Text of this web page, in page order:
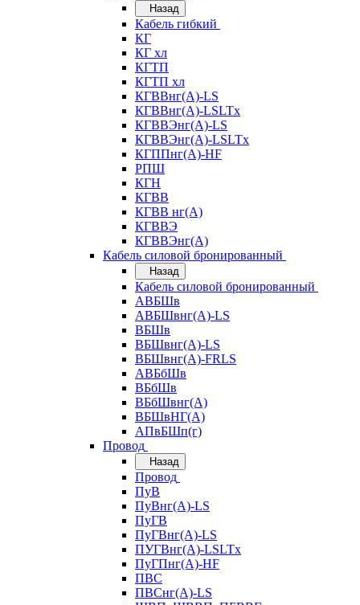
Назад
Кабель гибкий
КГ
КГ хл
КГТП
КГТП хл
КГВВнг(А)-LS
КГВВнг(А)-LSLTx
КГВВЭнг(А)-LS
КГВВЭнг(А)-LSLTx
КГППнг(А)-HF
РПШ
КГН
КГВВ
КГВВ нг(А)
КГВВЭ
КГВВЭнг(А)
Кабель силовой бронированный
Назад
Кабель силовой бронированный
АВБШв
АВБШвнг(А)-LS
ВБШв
ВБШвнг(А)-LS
ВБШвнг(А)-FRLS
АВБбШв
ВБбШв
ВБбШвнг(А)
ВБШвНГ(А)
АПвБШп(г)
Провод
Назад
Провод
ПуВ
ПуВнг(А)-LS
ПуГВ
ПуГВнг(А)-LS
ПУГВнг(А)-LSLTx
ПуГПнг(А)-HF
ПВС
ПВСнг(А)-LS